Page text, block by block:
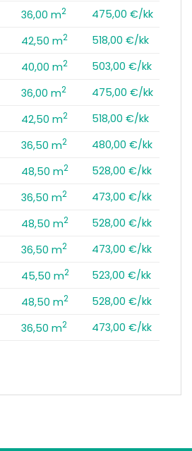
36,00 m2
475,00 €/kk
42,50 m2
518,00 €/kk
40,00 m2
503,00 €/kk
36,00 m2
475,00 €/kk
42,50 m2
518,00 €/kk
36,50 m2
480,00 €/kk
48,50 m2
528,00 €/kk
36,50 m2
473,00 €/kk
48,50 m2
528,00 €/kk
36,50 m2
473,00 €/kk
45,50 m2
523,00 €/kk
48,50 m2
528,00 €/kk
36,50 m2 473,00 €/kk